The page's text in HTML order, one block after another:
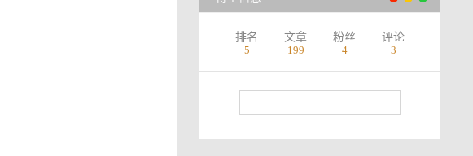
排名
5
文章
199
粉丝
4
评论
3